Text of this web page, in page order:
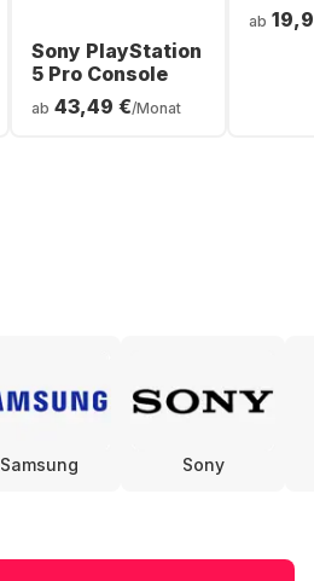
Sony PlayStation
5 Pro Console
ab 43,49 €/Monat
ab
Samsung Sony